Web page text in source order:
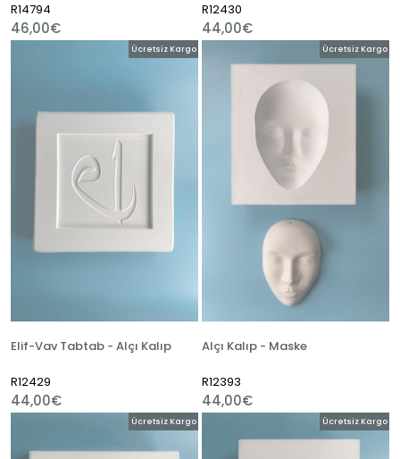
R14794
46,00€
R12430
44,00€
Elif-Vav Tabtab - Alçı Kalıp
R12429
44,00€
Ücretsiz Kargo
Alçı Kalıp - Maske
R12393
44,00€
Ücretsiz Kargo
Ücretsiz Kargo Ücretsiz Kargo